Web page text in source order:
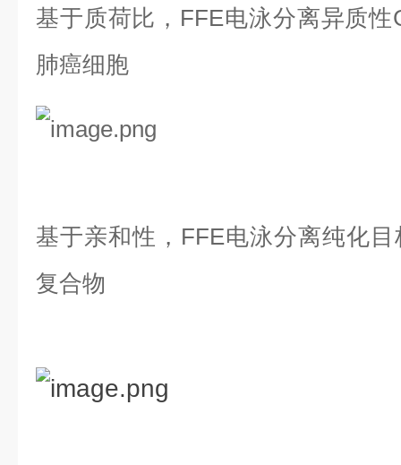
基于质荷比，FFE电泳分离异质
肺癌细胞
基于亲和性，FFE电泳分离纯化
复合物